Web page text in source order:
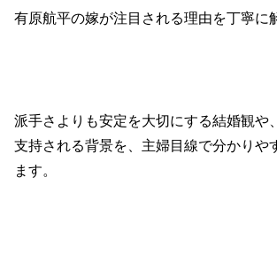
有原航平の嫁が注目される理由を丁寧に
派手さよりも安定を大切にする結婚観や
支持される背景を、主婦目線で分かりや
ます。